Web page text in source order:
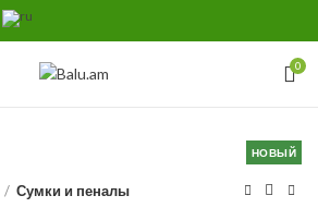
0
НОВЫЙ
Сумки и пеналы